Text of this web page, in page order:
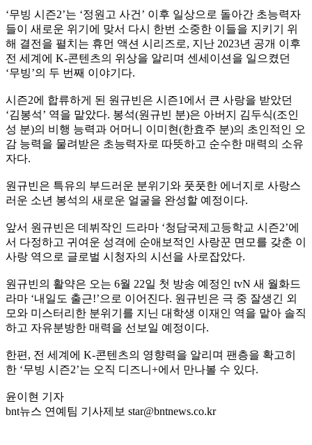
‘무빙 시즌2’는 ‘정원고 사건’ 이후 일상으로 돌아간 초능력자
들이 새로운 위기에 맞서 다시 한번 소중한 이들을 지키기 위
해 결전을 펼치는 휴먼 액션 시리즈로, 지난 2023년 공개 이후
전 세계에 K-콘텐츠의 위상을 알리며 센세이션을 일으켰던
‘무빙’의 두 번째 이야기다.
시즌2에 합류하게 된 원규빈은 시즌1에서 큰 사랑을 받았던
‘김봉석’ 역을 맡았다. 봉석(원규빈 분)은 아버지 김두식(조인
성 분)의 비행 능력과 어머니 이미현(한효주 분)의 초인적인 오
감 능력을 물려받은 초능력자로 따뜻하고 순수한 매력의 소유
자다.
원규빈은 특유의 부드러운 분위기와 풋풋한 에너지로 사랑스
러운 소년 봉석의 새로운 얼굴을 완성할 예정이다.
앞서 원규빈은 데뷔작인 드라마 ‘청담국제고등학교 시즌2’에
서 다정하고 귀여운 성격에 순애보적인 사랑꾼 면모를 갖춘 이
사랑 역으로 글로벌 시청자의 시선을 사로잡았다.
원규빈의 활약은 오는 6월 22일 첫 방송 예정인 tvN 새 월화드
라마 ‘내일도 출근!’으로 이어진다. 원규빈은 극 중 잘생긴 외
모와 미스터리한 분위기를 지닌 대학생 이재인 역을 맡아 솔직
하고 자유분방한 매력을 선보일 예정이다.
한편, 전 세계에 K-콘텐츠의 영향력을 알리며 팬층을 확고히
한 ‘무빙 시즌2’는 오직 디즈니+에서 만나볼 수 있다.
윤이현 기자
bnt뉴스 연예팀 기사제보 star@bntnews.co.kr